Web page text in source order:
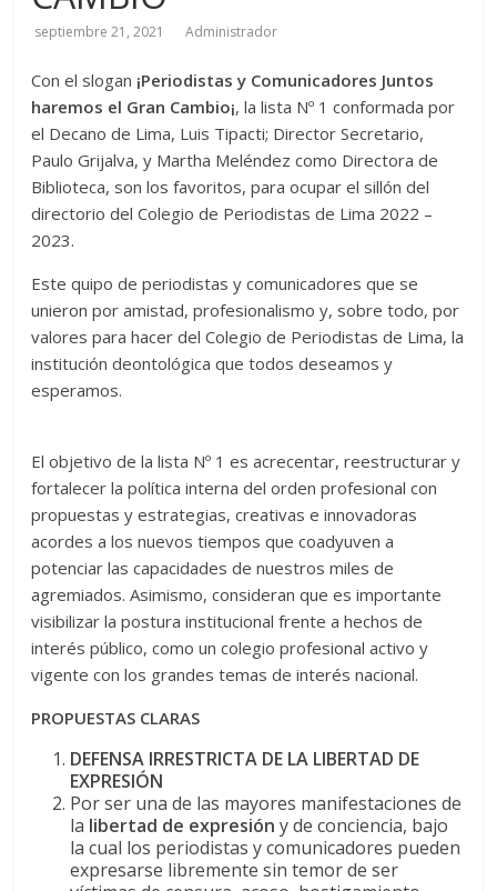
septiembre 21, 2021 Administrador
Con el slogan ¡Periodistas y Comunicadores Juntos
haremos el Gran Cambio¡, la lista Nº 1 conformada por
el Decano de Lima, Luis Tipacti; Director Secretario,
Paulo Grijalva, y Martha Meléndez como Directora de
Biblioteca, son los favoritos, para ocupar el sillón del
directorio del Colegio de Periodistas de Lima 2022 –
2023.
Este quipo de periodistas y comunicadores que se
unieron por amistad, profesionalismo y, sobre todo, por
valores para hacer del Colegio de Periodistas de Lima, la
institución deontológica que todos deseamos y
esperamos.
El objetivo de la lista Nº 1 es acrecentar, reestructurar y
fortalecer la política interna del orden profesional con
propuestas y estrategias, creativas e innovadoras
acordes a los nuevos tiempos que coadyuven a
potenciar las capacidades de nuestros miles de
agremiados. Asimismo, consideran que es importante
visibilizar la postura institucional frente a hechos de
interés público, como un colegio profesional activo y
vigente con los grandes temas de interés nacional.
PROPUESTAS CLARAS
DEFENSA IRRESTRICTA DE LA LIBERTAD DE
EXPRESIÓN
Por ser una de las mayores manifestaciones de
la libertad de expresión y de conciencia, bajo
la cual los periodistas y comunicadores pueden
expresarse libremente sin temor de ser